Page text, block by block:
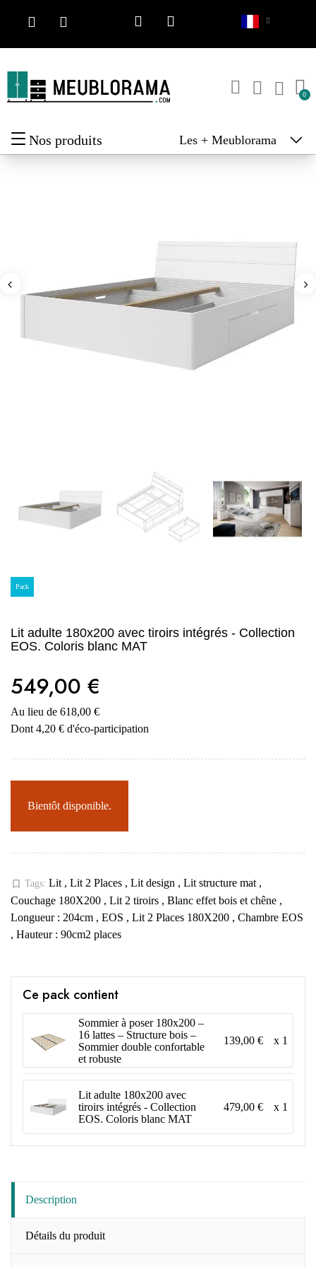
Nos produits Les + Meublorama
Pack
Lit adulte 180x200 avec tiroirs intégrés - Collection
EOS. Coloris blanc MAT
549,00 €
Au lieu de 618,00 €
Dont 4,20 € d'éco-participation
Bientôt disponible.
bookmark_border Tags: Lit , Lit 2 Places , Lit design , Lit structure mat ,
Couchage 180X200 , Lit 2 tiroirs , Blanc effet bois et chêne ,
Longueur : 204cm , EOS , Lit 2 Places 180X200 , Chambre EOS
, Hauteur : 90cm2 places
Ce pack contient
Sommier à poser 180x200 –
16 lattes – Structure bois –
Sommier double confortable
et robuste
139,00 € x 1
Lit adulte 180x200 avec
tiroirs intégrés - Collection
EOS. Coloris blanc MAT
479,00 € x 1
Description
Détails du produit